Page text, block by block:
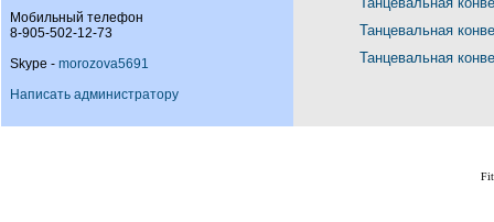
Мобильный телефон
8-905-502-12-73
Skype - morozova5691
Написать администратору
Танцевальная
Танцевальная